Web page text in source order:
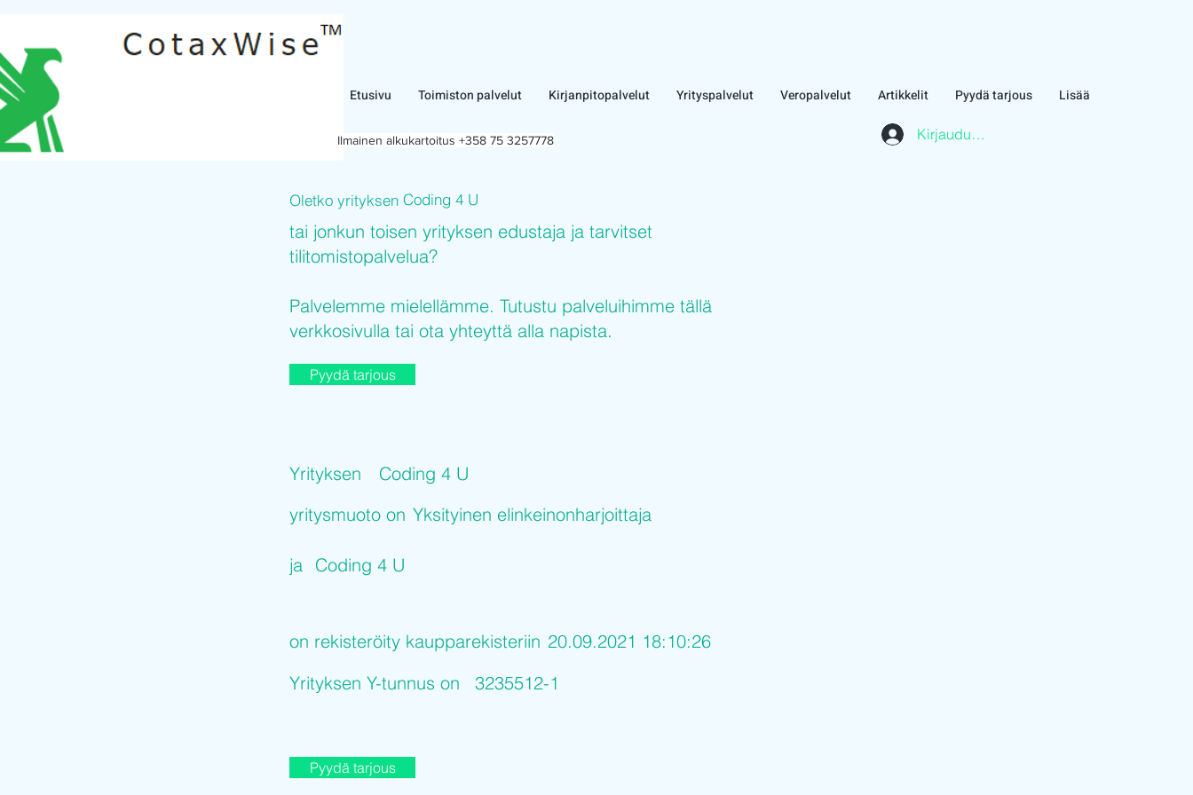
Etusivu Toimiston palvelut Kirjanpitopalvelut Yrityspalvelut Veropalvelut Artikkelit Pyydä tarjous Lisää
Kirjaudu asiakasalueelle
Ilmainen alkukartoitus +358 75 3257778
Coding 4 U
Oletko yrityksen
tai jonkun toisen yrityksen edustaja ja tarvitset
tilitomistopalvelua?
Palvelemme mielellämme. Tutustu palveluihimme tällä
verkkosivulla tai ota yhteyttä alla napista.
Pyydä tarjous
Coding 4 U
Yrityksen
Yksityinen elinkeinonharjoittaja
yritysmuoto on
ja Coding 4 U
on rekisteröity kaupparekisteriin 20.09.2021 18:10:26
Yrityksen Y-tunnus on
3235512-1
Pyydä tarjous